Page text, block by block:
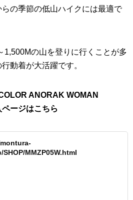
の季節の低山ハイクには最適で
1,500Mの山を登りに行くことが多
動着が大活躍です。
ANORAK WOMAN
ページはこちら
MMZP05W.html